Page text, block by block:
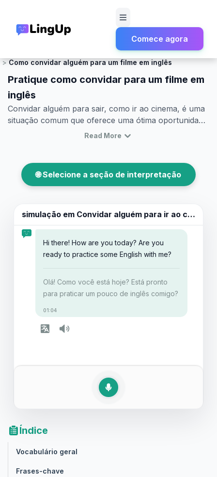
Comece agora
Conversas Informais e Triviais
Como convidar alguém para um filme em inglês
Pratique como convidar para um filme em
inglês
Convidar alguém para sair, como ir ao cinema, é uma
situação comum que oferece uma ótima oportunidade
para praticar inglês. Você já se perguntou como
conversa em inglês sobre cinema que pode levar a
um convite. Além disso, exploraremos vocabulário
em inglês. Com exemplos de conversas realistas, você
estará melhor preparado para convidar um amigo ou
colega para um filme em inglês. É hora de melhorar
suas habilidades de conversação e expandir seu
aprendizado de idiomas de maneira divertida e prática!
Read More
🌐 Selecione a seção de interpretação
simulação em Convidar alguém para ir ao cinema.
Hi there! How are you today? Are you
ready to practice some English with me?
Olá! Como você está hoje? Está pronto
para praticar um pouco de inglês comigo?
01:04
Índice
Vocabulário geral
Frases-chave